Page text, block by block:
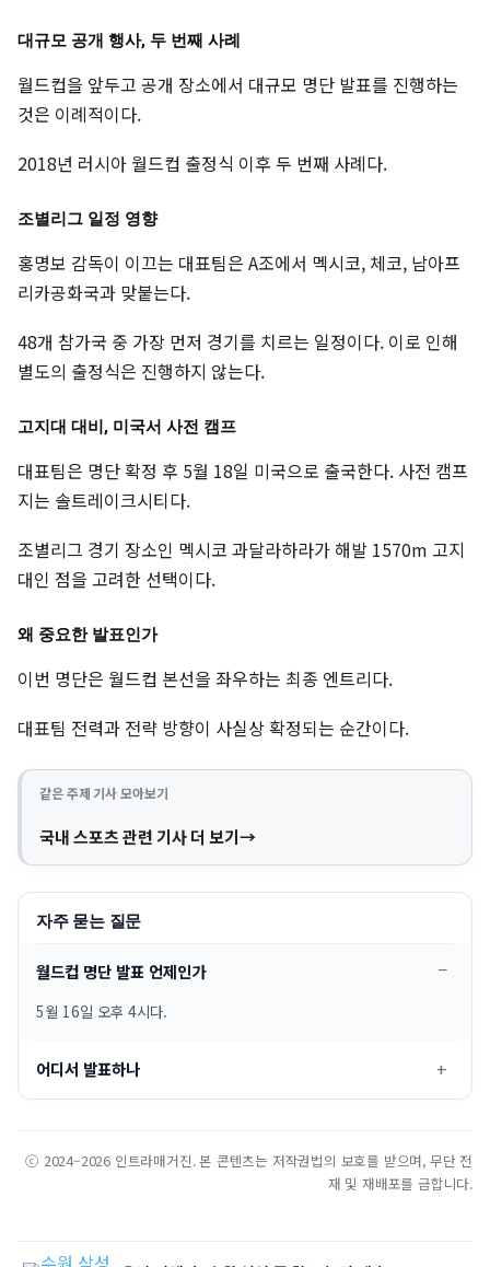
대규모 공개 행사, 두 번째 사례
월드컵을 앞두고 공개 장소에서 대규모 명단 발표를 진행하는
것은 이례적이다.
2018년 러시아 월드컵 출정식 이후 두 번째 사례다.
조별리그 일정 영향
홍명보 감독이 이끄는 대표팀은 A조에서 멕시코, 체코, 남아프
리카공화국과 맞붙는다.
48개 참가국 중 가장 먼저 경기를 치르는 일정이다. 이로 인해
별도의 출정식은 진행하지 않는다.
고지대 대비, 미국서 사전 캠프
대표팀은 명단 확정 후 5월 18일 미국으로 출국한다. 사전 캠프
지는 솔트레이크시티다.
조별리그 경기 장소인 멕시코 과달라하라가 해발 1570m 고지
대인 점을 고려한 선택이다.
왜 중요한 발표인가
이번 명단은 월드컵 본선을 좌우하는 최종 엔트리다.
대표팀 전력과 전략 방향이 사실상 확정되는 순간이다.
같은 주제 기사 모아보기
국내 스포츠 관련 기사 더 보기
자주 묻는 질문
월드컵 명단 발표 언제인가
5월 16일 오후 4시다.
어디서 발표하나
ⓒ 2024–2026 인트라매거진. 본 콘텐츠는 저작권법의 보호를 받으며, 무단 전
재 및 재배포를 금합니다.